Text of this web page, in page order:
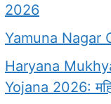
2026
Yamuna Nagar
Haryana
Yojana 2026: